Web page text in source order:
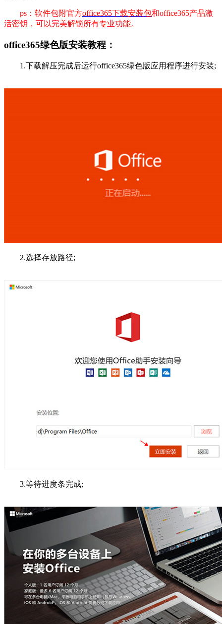
ps：软件包附官方office365下载安装包和office365产品激
活密钥，可以完美解锁所有专业功能。
office365绿色版安装教程：
1.下载解压完成后运行office365绿色版应用程序进行安装;
2.选择存放路径;
3.等待进度条完成;